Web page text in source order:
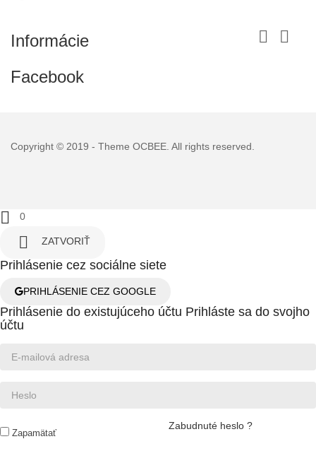
Informácie  
Facebook
Copyright © 2019 - Theme OCBEE . All rights reserved.
 0
 ZATVORIŤ
Prihlásenie cez sociálne siete
PRIHLÁSENIE CEZ GOOGLE
Prihlásenie do existujúceho účtu Prihláste sa do svojho
účtu
Zapamätať
Zabudnuté heslo ?